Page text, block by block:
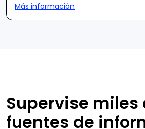
Más información
Supervise miles
fuentes de